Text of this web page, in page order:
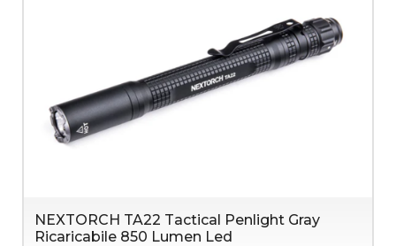
NEXTORCH TA22 Tactical Penlight Gray
Ricaricabile 850 Lumen Led